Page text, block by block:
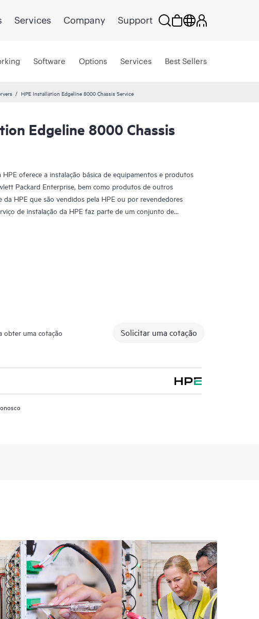
Services Company Support
Software Options Services Best Sellers
HPE Installation Edgeline 8000 Chassis Service
Edgeline 8000 Chassis
HPE oferece a instalação básica de equipamentos e produtos
Packard Enterprise, bem como produtos de outros
HPE que são vendidos pela HPE ou por revendedores
de instalação da HPE faz parte de um conjunto de
e com suporte da HPE foram instalados por um
obter uma cotação
Solicitar uma cotação